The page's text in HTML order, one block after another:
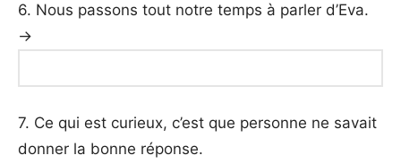
6. Nous passons tout notre temps à parler d’Eva.
→
7. Ce qui est curieux, c’est que personne ne savait
donner la bonne réponse.